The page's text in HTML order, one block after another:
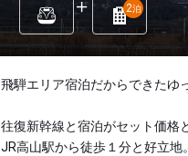
2泊
飛騨エリア宿泊だからできたゆ
往復新幹線と宿泊がセット価格
JR高山駅から徒歩１分と好立